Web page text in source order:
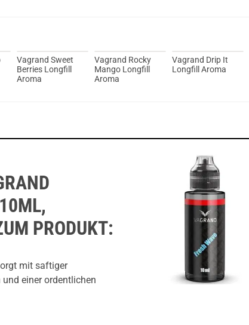
Vagrand Sweet
Berries Longfill
Aroma
Vagrand Rocky
Mango Longfill
Aroma
Vagrand Drip It
Longfill Aroma
PRODUKT:
mit saftiger
einer ordentlichen